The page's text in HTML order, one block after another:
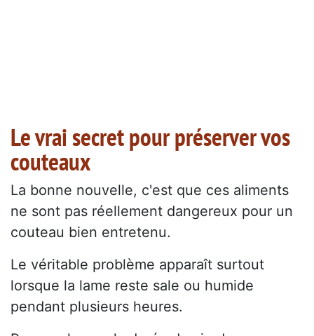
Le vrai secret pour préserver vos
couteaux
La bonne nouvelle, c'est que ces aliments
ne sont pas réellement dangereux pour un
couteau bien entretenu.
Le véritable problème apparaît surtout
lorsque la lame reste sale ou humide
pendant plusieurs heures.